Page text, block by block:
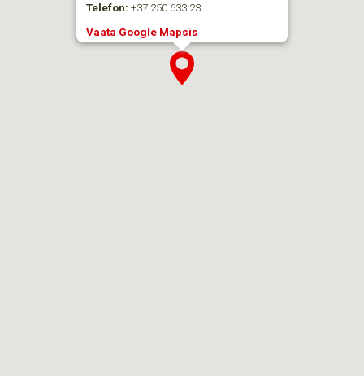
Telefon: +37 250 633 23
Vaata Google Mapsis